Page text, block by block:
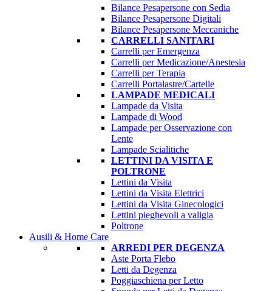
Bilance Pesapersone con Sedia
Bilance Pesapersone Digitali
Bilance Pesapersone Meccaniche
CARRELLI SANITARI
Carrelli per Emergenza
Carrelli per Medicazione/Anestesia
Carrelli per Terapia
Carrelli Portalastre/Cartelle
LAMPADE MEDICALI
Lampade da Visita
Lampade di Wood
Lampade per Osservazione con
Lente
Lampade Scialitiche
LETTINI DA VISITA E
POLTRONE
Lettini da Visita
Lettini da Visita Elettrici
Lettini da Visita Ginecologici
Lettini pieghevoli a valigia
Poltrone
Ausili & Home Care
ARREDI PER DEGENZA
Aste Porta Flebo
Letti da Degenza
Poggiaschiena per Letto